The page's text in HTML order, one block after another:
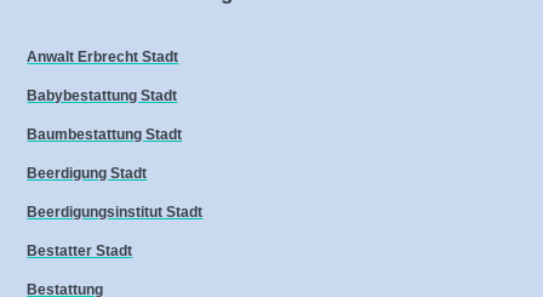
Anwalt Erbrecht Stadt
Babybestattung Stadt
Baumbestattung Stadt
Beerdigung Stadt
Beerdigungsinstitut Stadt
Bestatter Stadt
Bestattung